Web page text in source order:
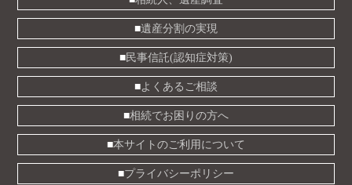
遺産分割の実現
民事信託(認知症対策)
よくあるご相談
相続でお困りの方へ
本サイトのご利用について
プライバシーポリシー